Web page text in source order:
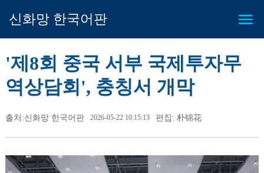
신화망 한국어판
'제8회 중국 서부 국제투자무
역상담회', 충칭서 개막
출처:신화망 한국어판 2026-05-22 10:15:13 편집: 朴锦花